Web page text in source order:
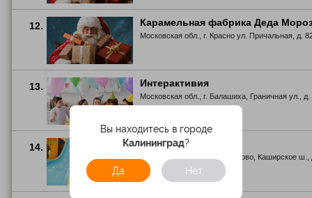
Вы находитесь в городе
Калининград?
Да Нет
12. Карамельная фабрика Деда
Московская обл., г. Красно ул. Причальная, д.
13. Интерактивия
Московская обл., г. Балашиха, Граничная ул., д.
14. Батутти
Московская обл., г. Домодедово, Каширское ш.,